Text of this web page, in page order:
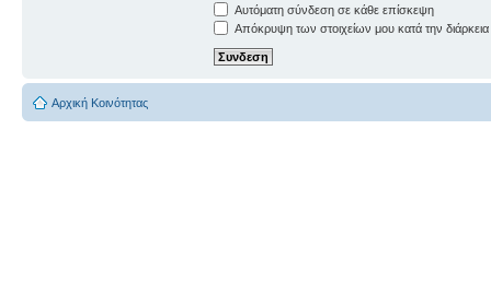
Αυτόματη σύνδεση σε κάθε επίσκεψη
Απόκρυψη των στοιχείων μου κατά την
Αρχική Κοινότητας